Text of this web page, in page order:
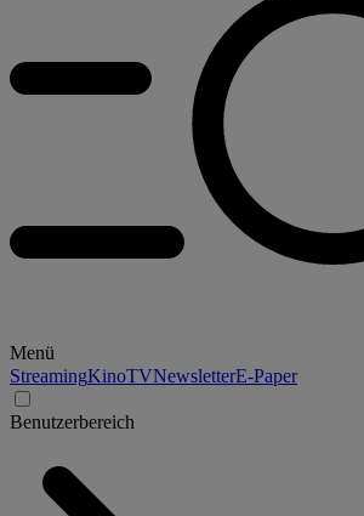
Menü
StreamingKinoTVNewsletterE-Paper
Benutzerbereich